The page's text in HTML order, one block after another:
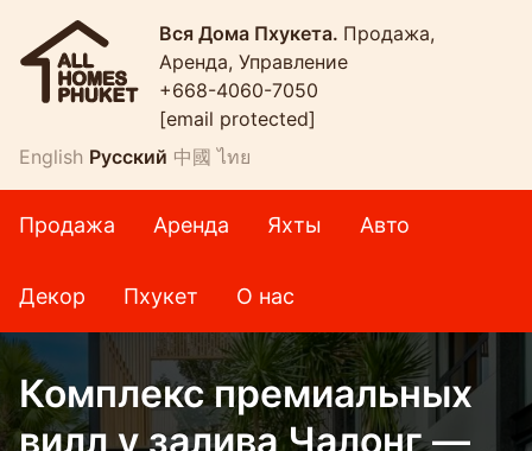
Вся Дома Пхукета. Продажа,
Аренда, Управление
+668-4060-7050
[email protected]
English Русский 中國 ไทย
Продажа Аренда Яхты Авто
Декор Пхукет О нас
Комплекс премиальных
вилл у залива Чалонг —